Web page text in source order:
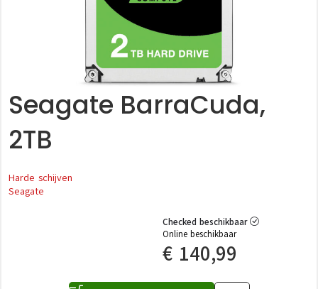
Seagate BarraCuda,
2TB
Harde schijven
Seagate
Checked beschikbaar
Online beschikbaar
€ 140,99